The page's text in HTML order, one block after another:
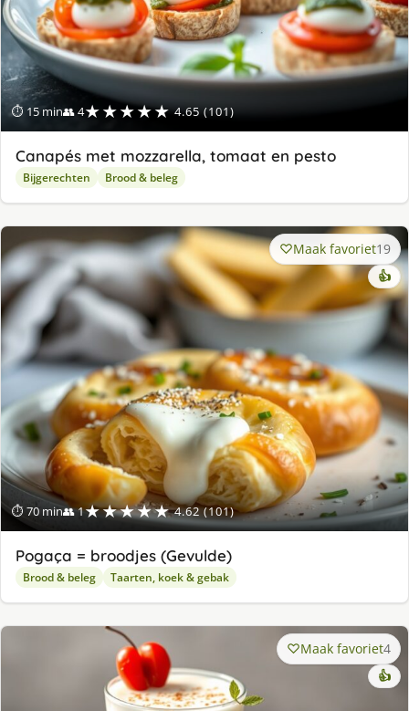
⏱ 15 min👥 4★★★★★ 4.65 (101)
Canapés met mozzarella, tomaat en pesto
Bijgerechten Brood & beleg
⏱ 70 min👥 1★★★★★ 4.62 (101)
Maak favoriet19
👍
Pogaça = broodjes (Gevulde)
Brood & beleg Taarten, koek & gebak
Maak favoriet4
👍